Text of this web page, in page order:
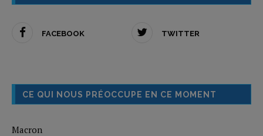
FACEBOOK TWITTER
CE QUI NOUS PRÉOCCUPE EN CE MOMENT
Macron